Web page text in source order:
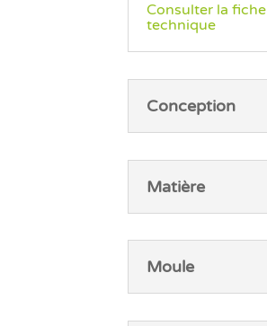
Consulter la fiche
technique
Conception
Matière
Moule